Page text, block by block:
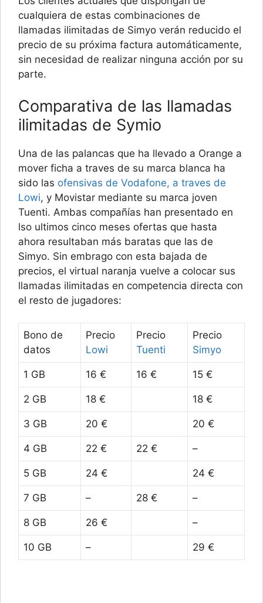
cualquiera de estas combinaciones de
llamadas ilimitadas de Simyo verán reducido el
precio de su próxima factura automáticamente,
sin necesidad de realizar ninguna acción por su
parte.
Comparativa de las llamadas
ilimitadas de Symio
Una de las palancas que ha llevado a Orange a
mover ficha a traves de su marca blanca ha
sido las ofensivas de Vodafone, a traves de
Lowi, y Movistar mediante su marca joven
Tuenti. Ambas compañías han presentado en
lso ultimos cinco meses ofertas que hasta
ahora resultaban más baratas que las de
Simyo. Sin embrago con esta bajada de
precios, el virtual naranja vuelve a colocar sus
llamadas ilimitadas en competencia directa con
el resto de jugadores:
Bono de
datos
Precio
Lowi
Precio
Tuenti
Precio
Simyo
1 GB 16 € 16 € 15 €
2 GB 18 € 18 €
3 GB 20 € 20 €
4 GB 22 € 22 € –
5 GB 24 € 24 €
7 GB – 28 € –
8 GB 26 € –
10 GB – 29 €